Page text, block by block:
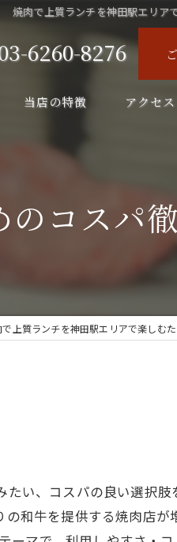
焼肉で上質ランチを神田駅エリア
6260-8276
当店の特徴
ディナー
飲み会
アクセス
コスパ
で上質ランチを神田駅エリアで楽しむ
い、コスパの良い選択肢
和牛を提供する焼肉店が